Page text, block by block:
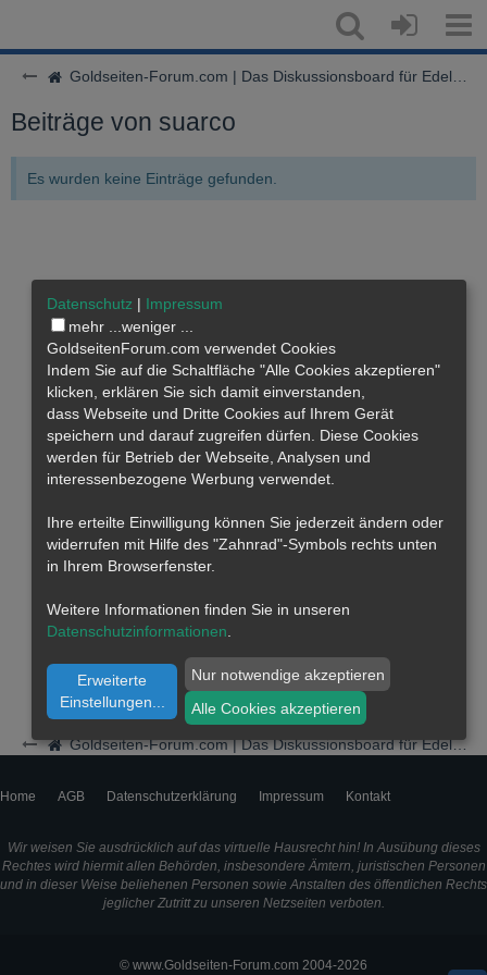
Goldseiten-Forum.com | Das Diskussionsboard für Edelmetalle & Rohstoffe
Goldseiten-Forum.com | Das Diskussionsboard für Edelmetalle & Rohstoffe
Beiträge von suarco
Es wurden keine Einträge gefunden.
Home AGB Datenschutzerklärung Impressum Kontakt
Wir weisen Sie ausdrücklich auf das virtuelle Hausrecht hin! In Ausübung dieses
Rechtes wird hiermit allen Behörden, insbesondere Ämtern, juristischen Personen
und in dieser Weise beliehenen Personen sowie Anstalten des öffentlichen Rechts
jeglicher Zutritt zu unseren Netzseiten verboten.
© www.Goldseiten-Forum.com 2004-2026
Datenschutz | Impressum
mehr ... weniger ...
GoldseitenForum.com verwendet Cookies
Indem Sie auf die Schaltfläche "Alle Cookies akzeptieren"
klicken, erklären Sie sich damit einverstanden,
dass Webseite und Dritte Cookies auf Ihrem Gerät
speichern und darauf zugreifen dürfen. Diese Cookies
werden für Betrieb der Webseite, Analysen und
interessenbezogene Werbung verwendet.
Ihre erteilte Einwilligung können Sie jederzeit ändern oder
widerrufen mit Hilfe des "Zahnrad"-Symbols rechts unten
in Ihrem Browserfenster.
Weitere Informationen finden Sie in unseren
Datenschutzinformationen
Erweiterte
Einstellungen...
Nur notwendige akzeptieren
Alle Cookies akzeptieren